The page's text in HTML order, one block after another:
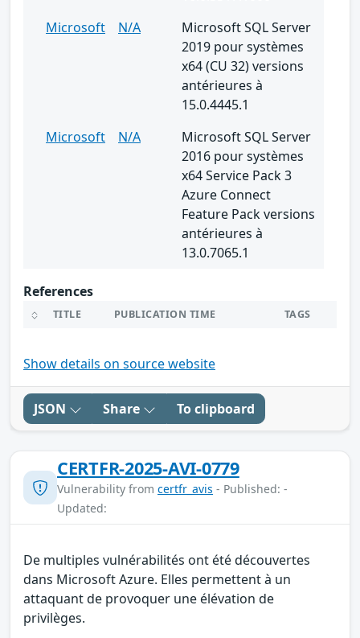
Microsoft
N/A
Microsoft SQL Server
2019 pour systèmes
x64 (CU 32) versions
antérieures à
15.0.4445.1
Microsoft
N/A
Microsoft SQL Server
2016 pour systèmes
x64 Service Pack 3
Azure Connect
Feature Pack versions
antérieures à
13.0.7065.1
References
TITLE PUBLICATION TIME TAGS
Show details on source website
JSON Share To clipboard
CERTFR-2025-AVI-0779
Vulnerability from certfr_avis - Published: -
Updated:
De multiples vulnérabilités ont été découvertes
dans Microsoft Azure. Elles permettent à un
attaquant de provoquer une élévation de
privilèges.